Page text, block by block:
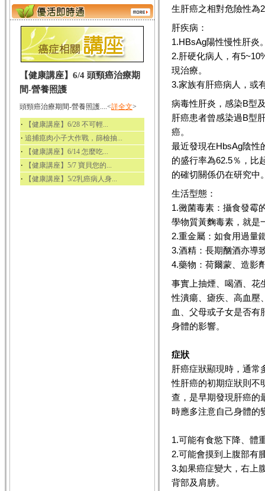
【健康講座】6/4 頭頸癌治療期
間-營養照護
頭頸癌治療期間-營養照護....<詳全文>
‧ 【健康講座】6/28 不可輕...
‧ 追捕瘜肉小子大作戰，篩檢抽...
‧ 【健康講座】6/14 怎麼吃...
‧ 【健康講座】5/7 寶貝您的...
‧ 【健康講座】5/2乳癌病人身...
生肝癌之相對危險性為
肝疾病：
1.HBsAg陽性慢性肝炎
2.肝硬化病人，有
現治療。
3.家族有肝癌病人，或
病毒性肝炎，感染B型
肝癌患者曾感染過B型
癌。
最近發現在HbsAg陰性
的盛行率為62.5％，比
的確切關係仍在研究中
生活型態：
1.黴菌毒素：攝食發霉
學物質黃麴毒素，就是
2.重金屬：如食用過量
3.酒精：長期酗酒亦導
4.藥物：荷爾蒙、造影
事實上抽煙、喝酒、花
性潰瘍、瘧疾、高血壓
血、父母或子女是否有
身體的影響。
症狀
肝癌症狀顯現時，通常
性肝癌的初期症狀則不
查，是早期發現肝癌的
時應多注意自己身體的
1.可能有食慾下降、體
2.可能會摸到上腹部有
3.如果癌症變大，右上
背部及肩膀。